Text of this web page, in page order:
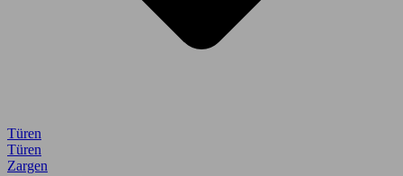
Türen
Türen
Zargen